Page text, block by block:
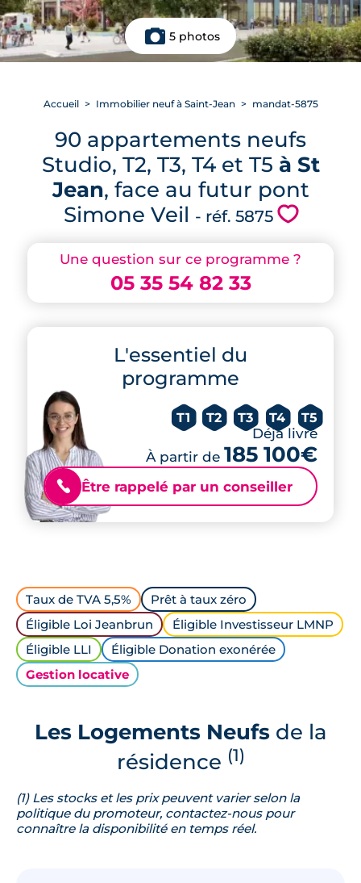
5 photos
Une question sur ce programme ?
05 35 54 82 33
L'essentiel du
programme
T1 T2 T3 T4 T5
Déjà livré
À partir de 185 100€
📞 Être rappelé par un conseiller
Accueil Immobilier neuf à Saint-Jean mandat-5875
90 appartements neufs
Studio, T2, T3, T4 et T5 à St
Jean, face au futur pont
Simone Veil - réf. 5875 💗
Taux de TVA 5,5%
Prêt à taux zéro
Éligible Loi Jeanbrun
Éligible Investisseur LMNP
Éligible LLI
Éligible Donation exonérée
Gestion locative
Les Logements Neufsde la
résidence (1)
(1) Les stocks et les prix peuvent varier selon la
politique du promoteur, contactez-nous pour
connaître la disponibilité en temps réel.